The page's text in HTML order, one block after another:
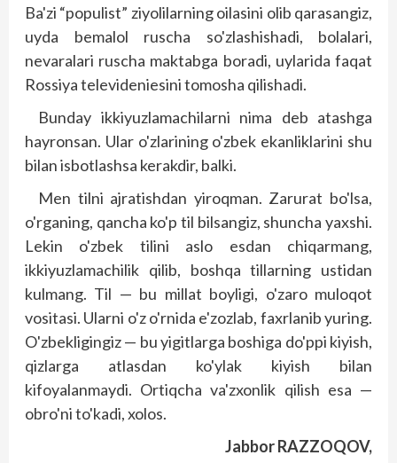
Ba'zi “populist” ziyolilarning oilasini olib qarasangiz,
uyda bemalol ruscha so'zlashishadi, bolalari,
nevaralari ruscha maktab­­ga boradi, uylarida faqat
Rossiya televideniesini tomosha qilishadi.
Bunday ikkiyuzlamachilarni nima deb atashga
hayronsan. Ular o'zlarining o'zbek ekanliklarini shu
bilan isbotlashsa kerakdir, balki.
Men tilni ajratishdan yiroqman. Zarurat bo'lsa,
o'rganing, qancha ko'p til bilsangiz, shuncha yaxshi.
Lekin o'zbek tilini aslo esdan chiqarmang,
ikkiyuzlamachilik qilib, boshqa tillarning ustidan
kulmang. Til — bu millat boyligi, o'zaro muloqot
vositasi. Ularni o'z o'rnida e'zozlab, faxrlanib yuring.
O'zbekligingiz — bu yigitlarga boshiga do'ppi kiyish,
qizlarga atlasdan ko'ylak kiyish bilan
kifoyalanmaydi. Ortiqcha va'zxonlik qilish esa —
obro'ni to'kadi, xolos.
Jabbor RAZZOQOV,